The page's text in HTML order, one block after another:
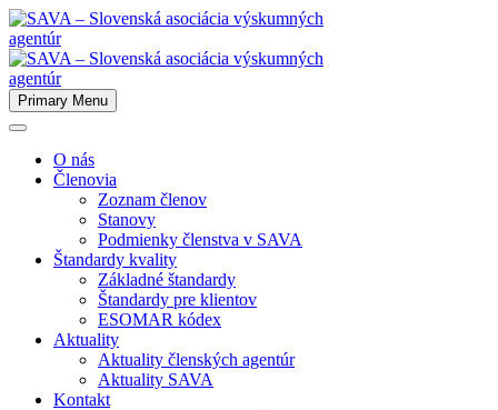
Primary Menu
O nás
Členovia
Zoznam členov
Stanovy
Podmienky členstva v SAVA
Štandardy kvality
Základné štandardy
Štandardy pre klientov
ESOMAR kódex
Aktuality
Aktuality členských agentúr
Aktuality SAVA
Kontakt